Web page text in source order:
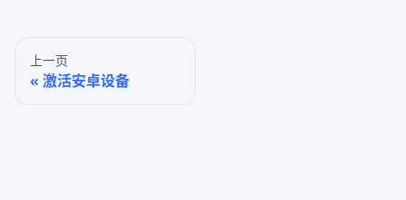
上一页
激活安卓设备